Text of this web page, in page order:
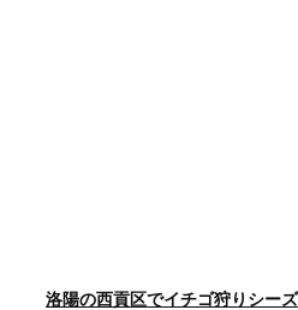
洛陽の西貢区でイチゴ狩りシー